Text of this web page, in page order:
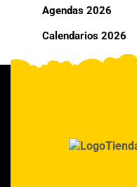
Agendas 2026
Calendarios 2026